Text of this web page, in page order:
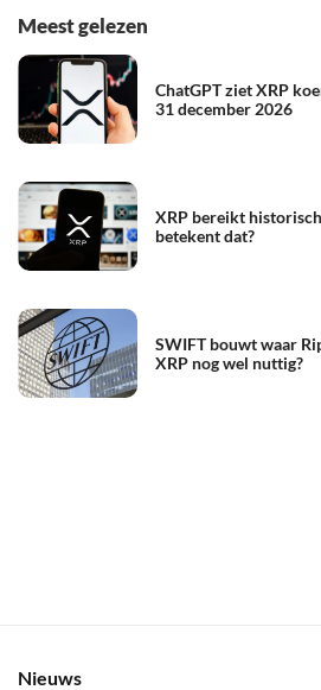
Meest gelezen
ChatGPT ziet XRP
31 december 2026
XRP bereikt
betekent dat?
SWIFT bouwt waar
XRP nog wel nuttig?
Nieuws